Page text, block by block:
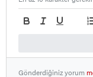
Gönderdiğiniz yorum